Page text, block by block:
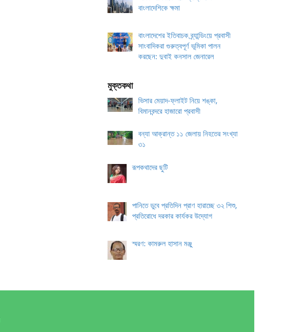
বাংলাদেশিকে ক্ষমা
বাংলাদেশের ইতিবাচক ব্র্যান্ডিংয়ে প্রবাসী
সাংবাদিকরা গুরুত্বপূর্ণ ভূমিকা পালন
করছেন: দুবাই কনসাল জেনারেল
মুক্তকথা
ভিসার মেয়াদ-ফ্লাইট নিয়ে শঙ্কা,
বিমানবন্দরে হাজারো প্রবাসী
বন্যা আক্রান্ত ১১ জেলায় নিহতের সংখ্যা
৩১
রূপকথাদের ছুটি
পানিতে ডুবে প্রতিদিন প্রাণ হারাচ্ছে ৩২ শিশু,
প্রতিরোধে দরকার কার্যকর উদ্যোগ
স্মরণ: কামরুল হাসান মঞ্জু